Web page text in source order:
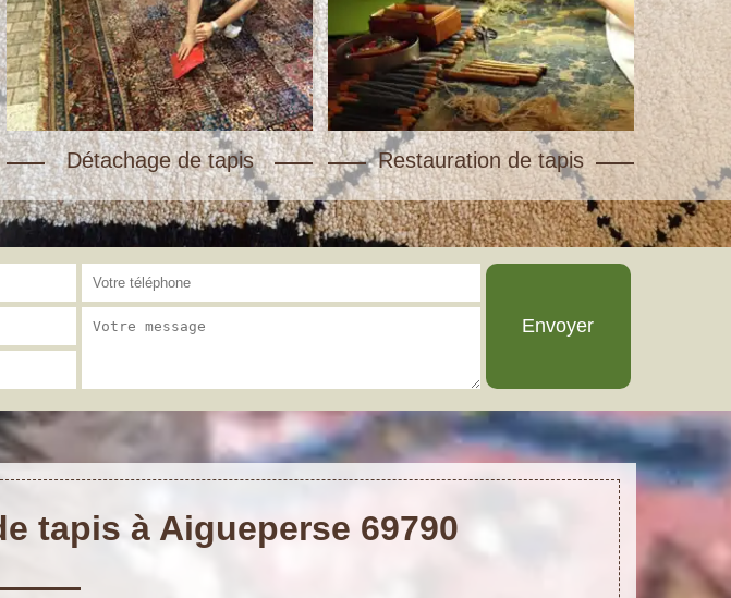
Détachage de tapis Restauration de tapis
tapis à Aigueperse 69790